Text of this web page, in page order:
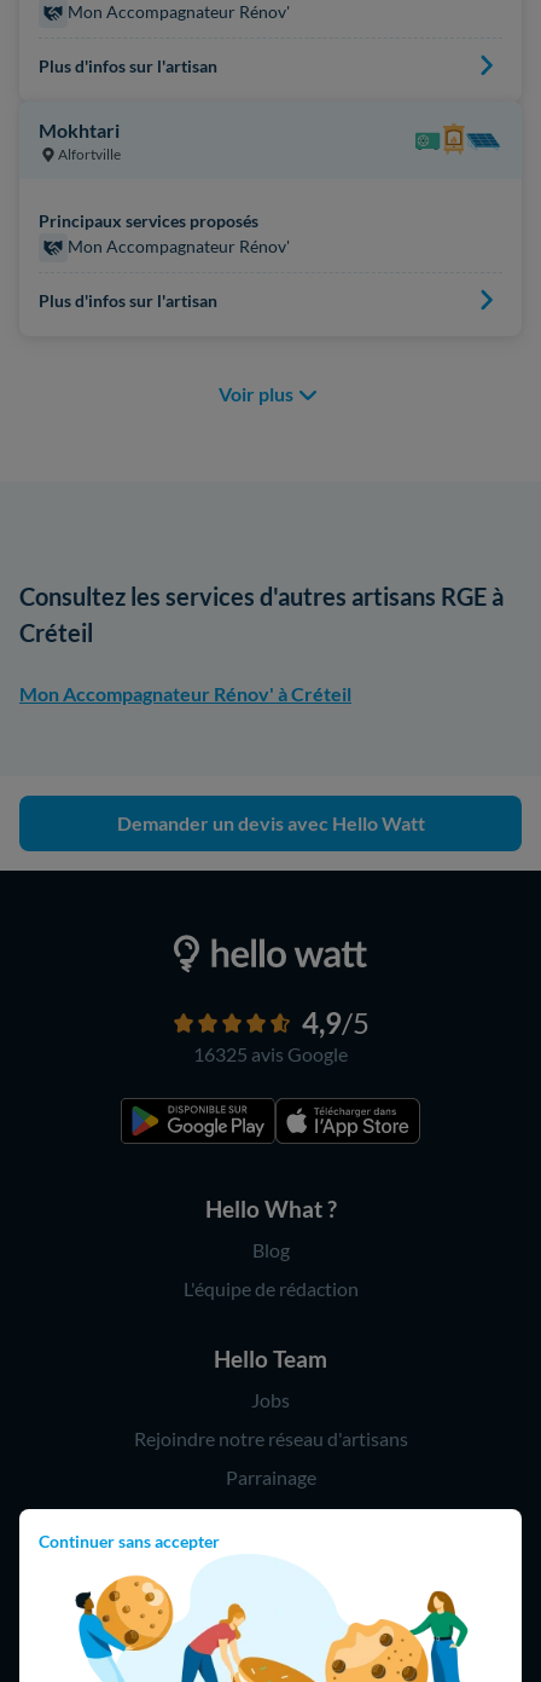
Continuer sans accepter
Mon Accompagnateur Rénov'
Plus d'infos sur l'artisan
Mokhtari
Alfortville
Principaux services proposés
Mon Accompagnateur Rénov'
Plus d'infos sur l'artisan
Voir plus
Consultez les services d'autres artisans RGE à
Créteil
Mon Accompagnateur Rénov' à Créteil
Demander un devis avec Hello Watt
4,9/5
16325 avis Google
Hello What ?
Blog
L'équipe de rédaction
Hello Team
Jobs
Rejoindre notre réseau d'artisans
Parrainage
Hello !
09 75 18 60 60
(8h-21h)
75018 Paris